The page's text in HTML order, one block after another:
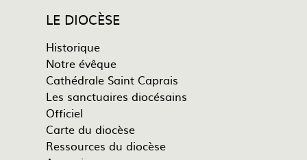
LE DIOCÈSE
Historique
Notre évêque
Cathédrale Saint Caprais
Les sanctuaires diocésains
Officiel
Carte du diocèse
Ressources du diocèse